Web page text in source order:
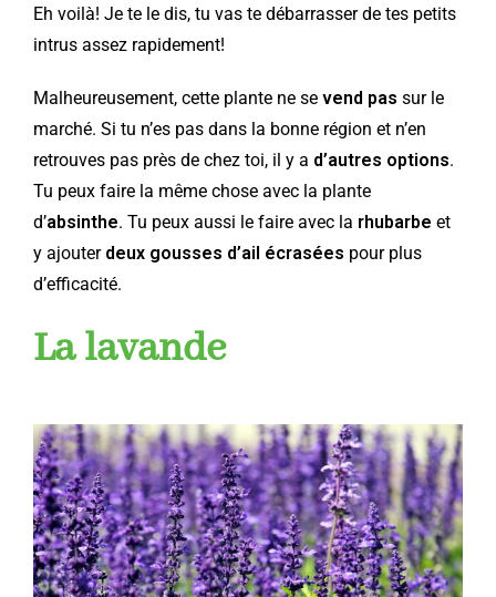
Eh voilà! Je te le dis, tu vas te débarrasser de tes petits
intrus assez rapidement!
Malheureusement, cette plante ne se vend pas sur le
marché. Si tu n’es pas dans la bonne région et n’en
retrouves pas près de chez toi, il y a d’autres options.
Tu peux faire la même chose avec la plante
d’absinthe. Tu peux aussi le faire avec la rhubarbe et
y ajouter deux gousses d’ail écrasées pour plus
d’efficacité.
La lavande